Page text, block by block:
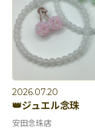
2026.07.20
👑ジュエル念珠
安田念珠店